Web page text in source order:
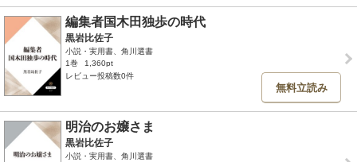
編集者国木田独歩の時代
黒岩比佐子
小説・実用書、角川選書
1巻
1,360pt
レビュー投稿数0件
無料立読み
明治のお嬢さま
黒岩比佐子
小説・実用書、角川選書